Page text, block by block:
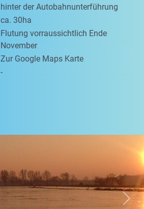
Next
hinter der Autobahnunterführung
ca. 30ha
Flutung vorraussichtlich Ende
November
Zur Google Maps Karte
-